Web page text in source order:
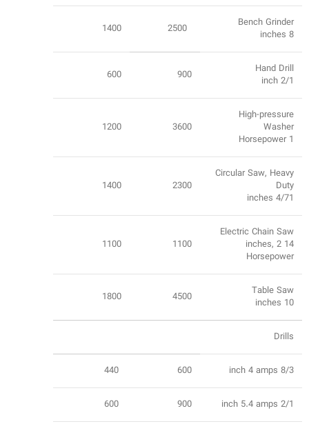
Bench Grinder
8 inches
2500
1400
Hand Drill
2/1 inch
900
600
High-pressure
Washer
1 Horsepower
3600
1200
Circular Saw, Heavy
Duty
4/71 inches
2300
1400
Electric Chain Saw
14 inches, 2
Horsepower
1100
1100
Table Saw
10 inches
4500
1800
Drills
8/3 inch 4 amps
600
440
2/1 inch 5.4 amps
900
600